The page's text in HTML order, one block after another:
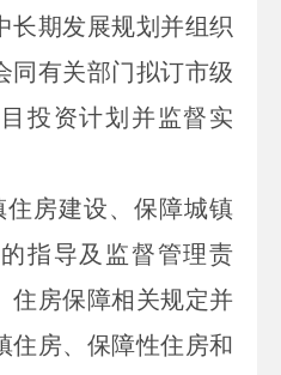
长期发展规划并组织
同有关部门拟订市级
投资计划并监督实
住房建设、保障城镇
指导及监督管理责
住房保障相关规定并
住房、保障性住房和